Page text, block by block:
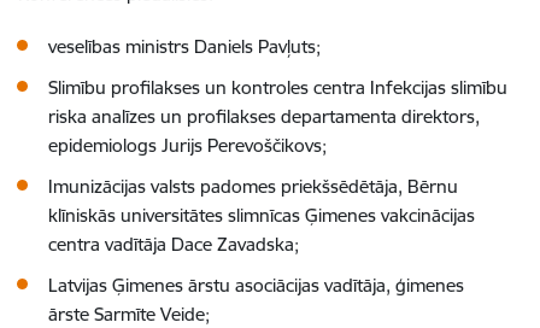
veselības ministrs Daniels Pavļuts;
Slimību profilakses un kontroles centra Infekcijas slimību
riska analīzes un profilakses departamenta direktors,
epidemiologs Jurijs Perevoščikovs;
Imunizācijas valsts padomes priekšsēdētāja, Bērnu
klīniskās universitātes slimnīcas Ģimenes vakcinācijas
centra vadītāja Dace Zavadska;
Latvijas Ģimenes ārstu asociācijas vadītāja, ģimenes
ārste Sarmīte Veide;